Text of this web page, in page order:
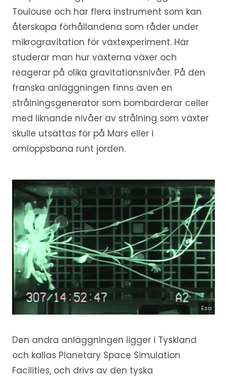
Toulouse och har flera instrument som kan
återskapa förhållandena som råder under
mikrogravitation för växtexperiment. Här
studerar man hur växterna växer och
reagerar på olika gravitationsnivåer. På den
franska anläggningen finns även en
strålningsgenerator som bombarderar celler
med liknande nivåer av strålning som växter
skulle utsättas för på Mars eller i
omloppsbana runt jorden.
Esa
Den andra anläggningen ligger i Tyskland
och kallas Planetary Space Simulation
Facilities, och drivs av den tyska